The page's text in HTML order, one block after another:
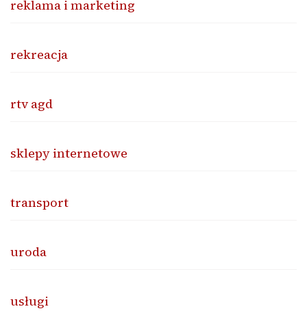
reklama i marketing
rekreacja
rtv agd
sklepy internetowe
transport
uroda
usługi